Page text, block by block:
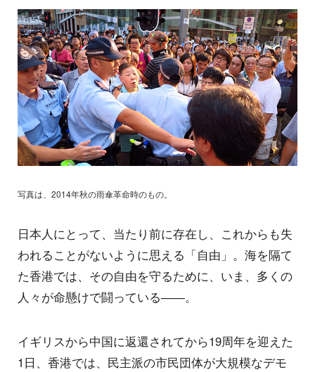
写真は、2014年秋の雨傘革命時のもの。
日本人にとって、当たり前に存在し、これからも失
われることがないように思える「自由」。海を隔て
た香港では、その自由を守るために、いま、多くの
人々が命懸けで闘っている――。
イギリスから中国に返還されてから19周年を迎えた
1日、香港では、民主派の市民団体が大規模なデモ